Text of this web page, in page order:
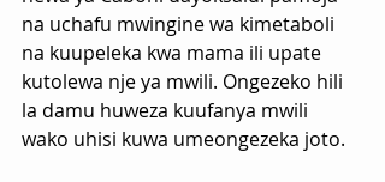
na uchafu mwingine wa kimetaboli
na kuupeleka kwa mama ili upate
kutolewa nje ya mwili. Ongezeko hili
la damu huweza kuufanya mwili
wako uhisi kuwa umeongezeka joto.